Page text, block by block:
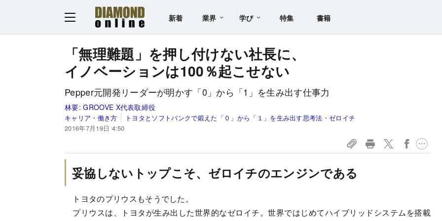
新着 業界 学び 特集 書籍
「無理難題」を押し付けない社長に、
イノベーションは100％起こせない
Pepper元開発リーダーが明かす「0」から「1」を生み出す仕事力
林要:GROOVE X代表取締役
キャリア・働き方
トヨタとソフトバンクで鍛えた「０」から「１」を生み出す思考法・ゼロイチ
2016年7月19日 4:50
妥協しないトップこそ、ゼロイチのエンジンである
トヨタのプリウスもそうでした。
プリウスは、トヨタが生み出した世界的なゼロイチ。世界ではじめてハイブリッドシステムを搭載